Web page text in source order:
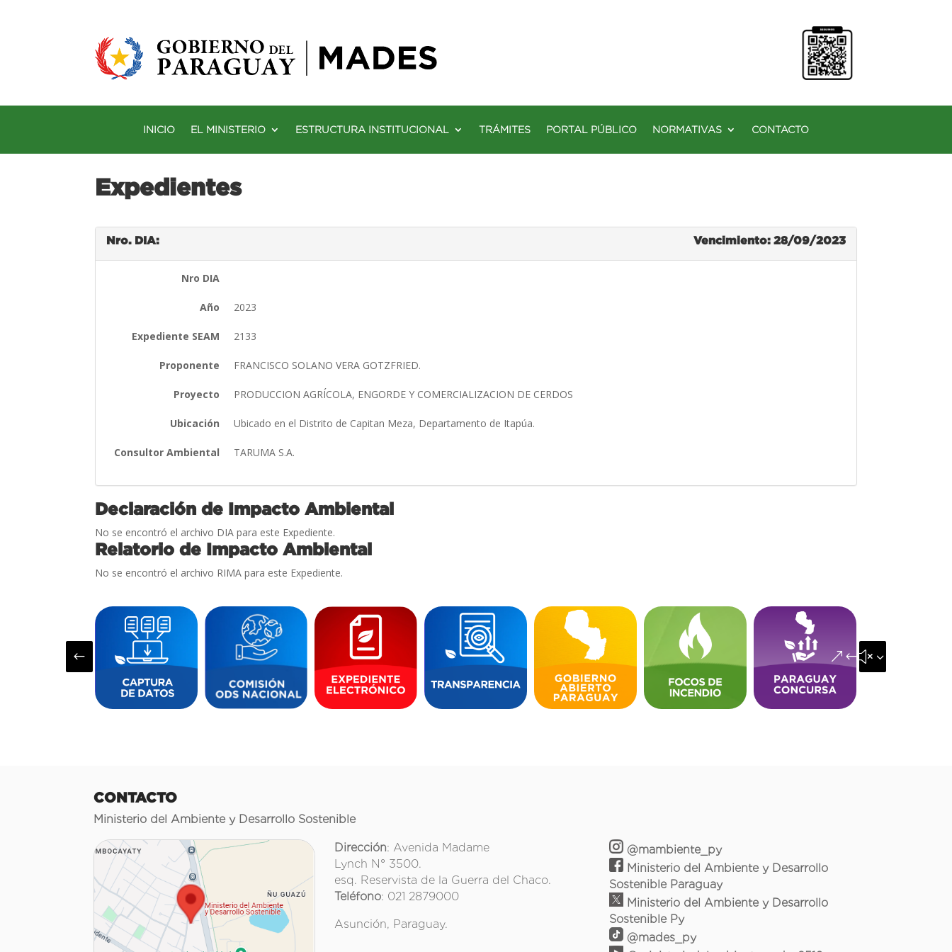
INICIO EL MINISTERIO ESTRUCTURA INSTITUCIONAL TRÁMITES PORTAL PÚBLICO NORMATIVAS CONTACTO
Expedientes
Nro. DIA: Vencimiento: 28/09/2023
Nro DIA
Año 2023
Expediente SEAM 2133
Proponente FRANCISCO SOLANO VERA GOTZFRIED.
Proyecto PRODUCCION AGRÍCOLA, ENGORDE Y COMERCIALIZACION DE CERDOS
Ubicación Ubicado en el Distrito de Capitan Meza, Departamento de Itapúa.
Consultor Ambiental TARUMA S.A.
Declaración de Impacto Ambiental
No se encontró el archivo DIA para este Expediente.
Relatorio de Impacto Ambiental
No se encontró el archivo RIMA para este Expediente.
# &#x35;
CONTACTO
Ministerio del Ambiente y Desarrollo Sostenible
Dirección: Avenida Madame
Lynch N° 3500.
esq. Reservista de la Guerra del Chaco.
Teléfono: 021 2879000
Asunción, Paraguay.
@mambiente_py
Ministerio del Ambiente y Desarrollo
Sostenible Paraguay
Ministerio del Ambiente y Desarrollo
Sostenible Py
@mades_py